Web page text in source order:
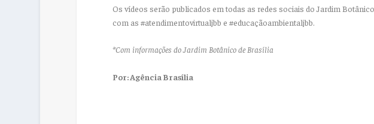
Os vídeos serão publicados em todas as redes sociais do Jardim
com as #atendimentovirtualjbb e #educaçãoambientaljbb.
*Com informações do Jardim Botânico de Brasília
Por: Agência Brasília